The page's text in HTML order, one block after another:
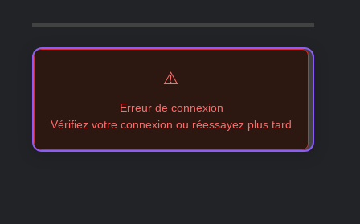
⚠️
Erreur de connexion
Vérifiez votre connexion ou réessayez plus tard